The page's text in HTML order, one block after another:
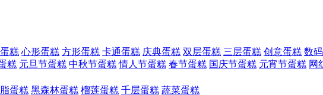
糕 心形蛋糕 方形蛋糕 卡通蛋糕 庆典蛋糕 双层蛋糕 三层蛋糕 创意蛋糕 数
糕 元旦节蛋糕 中秋节蛋糕 情人节蛋糕 春节蛋糕 国庆节蛋糕 元宵节蛋糕 网
蛋糕 黑森林蛋糕 榴莲蛋糕 千层蛋糕 蔬菜蛋糕